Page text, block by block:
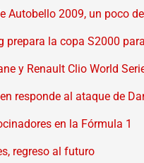
Autobello 2009, un poco
prepara la copa S2000
y Renault Clio World
responde al ataque de
en la Fórmula 1
regreso al futuro